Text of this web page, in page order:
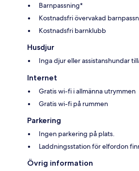
Barnpassning*
Kostnadsfri övervakad
Kostnadsfri barnklubb
Husdjur
Inga djur eller assistanshundar
Internet
Gratis wi-fi i allmänna utrymmen
Gratis wi-fi på rummen
Parkering
Ingen parkering på plats.
Laddningsstation för elfordon
Övrig information